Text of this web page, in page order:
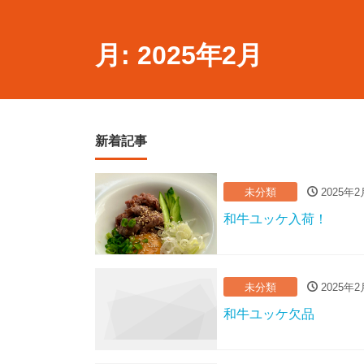
月: 2025年2月
新着記事
未分類 2025年2
和牛ユッケ入荷！
未分類 2025年2
和牛ユッケ欠品